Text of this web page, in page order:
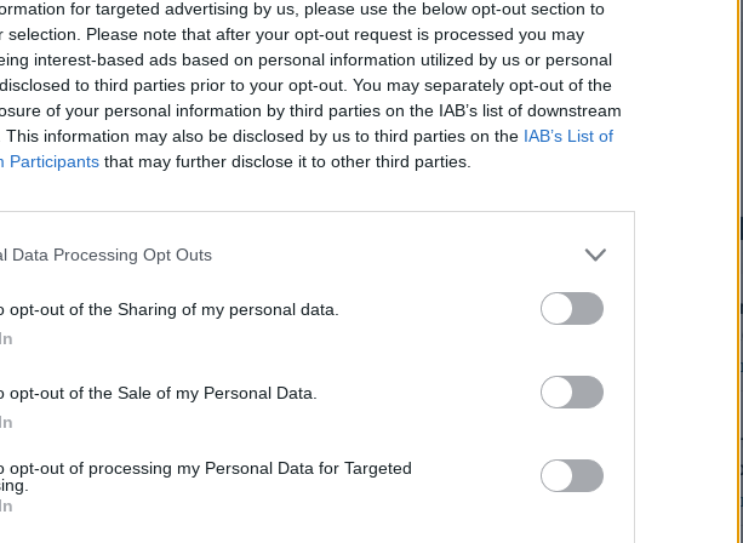
for targeted advertising by us, please use the below opt-out section to
selection. Please note that after your opt-out request is processed you may
interest-based ads based on personal information utilized by us or personal
to third parties prior to your opt-out. You may separately opt-out of the
of your personal information by third parties on the IAB’s list of downstream
This information may also be disclosed by us to third parties on the IAB’s List of
Participants that may further disclose it to other third parties.
Data Processing Opt Outs
opt-out of the Sharing of my personal data.
opt-out of the Sale of my Personal Data.
opt-out of processing my Personal Data for Targeted
05/08/2015 - 03:00
Ρίκο
M2M
της Χίλαρι
κυνηγό λιονταριών
02/08/2015 - 03:00
320,42
06/08/2026 -
αγορές
στην
06/08/2026 -